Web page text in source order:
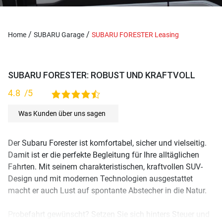
Home / SUBARU Garage / SUBARU FORESTER Leasing
SUBARU FORESTER: ROBUST UND KRAFTVOLL
4.8 /5 4,8 rating based on 115 ratings
Was Kunden über uns sagen
Der Subaru Forester ist komfortabel, sicher und vielseitig.
Damit ist er die perfekte Begleitung für Ihre alltäglichen
Fahrten. Mit seinem charakteristischen, kraftvollen SUV-
Design und mit modernen Technologien ausgestattet
macht er auch Lust auf spontante Abstecher in die Natur.
Probefahrt gewünscht? Setzen Sie sich hinters Steuer und